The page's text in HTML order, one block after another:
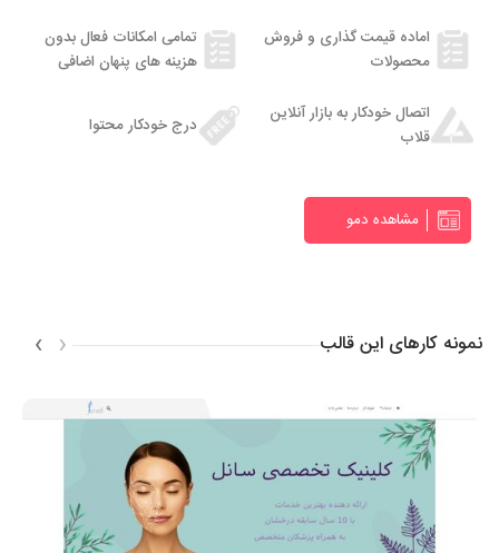
اماده قیمت گذاری و فروش
محصولات
تمامی امکانات فعال بدون
هزینه های پنهان اضافی
اتصال خودکار به بازار آنلاین
قلاب
درج خودکار محتوا
مشاهده دمو
نمونه کارهای این قالب ‹
›